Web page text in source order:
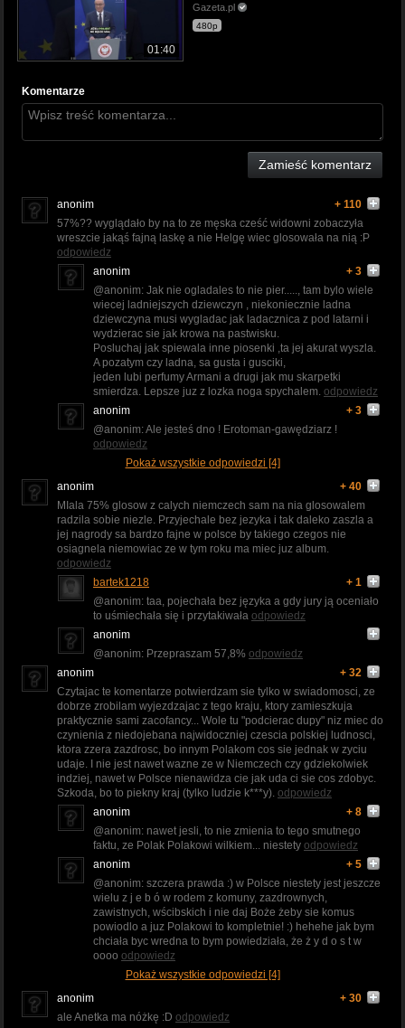
01:40
Gazeta.pl
480p
Komentarze
Zamieść komentarz
anonim
+ 110
57%?? wyglądało by na to ze męska cześć widowni zobaczyła
wreszcie jakąś fajną laskę a nie Helgę wiec glosowała na nią :P
odpowiedz
anonim
+ 3
@anonim: Jak nie ogladales to nie pier....., tam bylo wiele
wiecej ladniejszych dziewczyn , niekoniecznie ladna
dziewczyna musi wygladac jak ladacznica z pod latarni i
wydzierac sie jak krowa na pastwisku.
Posluchaj jak spiewala inne piosenki ,ta jej akurat wyszla.
A pozatym czy ladna, sa gusta i gusciki,
jeden lubi perfumy Armani a drugi jak mu skarpetki
smierdza. Lepsze juz z lozka noga spychalem. odpowiedz
anonim
+ 3
@anonim: Ale jesteś dno ! Erotoman-gawędziarz !
odpowiedz
Pokaż wszystkie odpowiedzi [4]
anonim
+ 40
MIala 75% glosow z calych niemczech sam na nia glosowalem
radzila sobie niezle. Przyjechale bez jezyka i tak daleko zaszla a
jej nagrody sa bardzo fajne w polsce by takiego czegos nie
osiagnela niemowiac ze w tym roku ma miec juz album.
odpowiedz
bartek1218
+ 1
@anonim: taa, pojechała bez języka a gdy jury ją oceniało
to uśmiechała się i przytakiwała odpowiedz
anonim
@anonim: Przepraszam 57,8% odpowiedz
anonim
+ 32
Czytajac te komentarze potwierdzam sie tylko w swiadomosci, ze
dobrze zrobilam wyjezdzajac z tego kraju, ktory zamieszkuja
praktycznie sami zacofancy... Wole tu "podcierac dupy" niz miec do
czynienia z niedojebana najwidoczniej czescia polskiej ludnosci,
ktora zzera zazdrosc, bo innym Polakom cos sie jednak w zyciu
udaje. I nie jest nawet wazne ze w Niemczech czy gdziekolwiek
indziej, nawet w Polsce nienawidza cie jak uda ci sie cos zdobyc.
Szkoda, bo to piekny kraj (tylko ludzie k***y). odpowiedz
anonim
+ 8
@anonim: nawet jesli, to nie zmienia to tego smutnego
faktu, ze Polak Polakowi wilkiem... niestety odpowiedz
anonim
+ 5
@anonim: szczera prawda :) w Polsce niestety jest jeszcze
wielu z j e b ó w rodem z komuny, zazdrownych,
zawistnych, wścibskich i nie daj Boże żeby sie komus
powiodlo a juz Polakowi to kompletnie! :) hehehe jak bym
chciała byc wredna to bym powiedziała, że ż y d o s t w
oooo odpowiedz
Pokaż wszystkie odpowiedzi [4]
anonim
+ 30
ale Anetka ma nóżkę :D odpowiedz